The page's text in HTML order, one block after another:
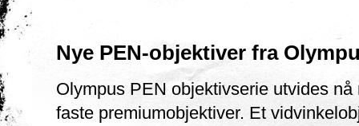
Nye PEN-objektiver fra
Olympus PEN objektivserie utvides nå
faste premiumobjektiver. Et